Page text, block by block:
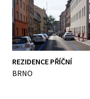
REZIDENCE PŘÍČNÍ
BRNO